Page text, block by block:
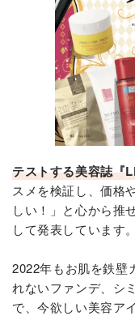
テストする美容誌『
スメを検証し、価格
しい！」と心から推
して発表しています。
2022年もお肌を鉄
れないファンデ、シ
で、今欲しい美容ア